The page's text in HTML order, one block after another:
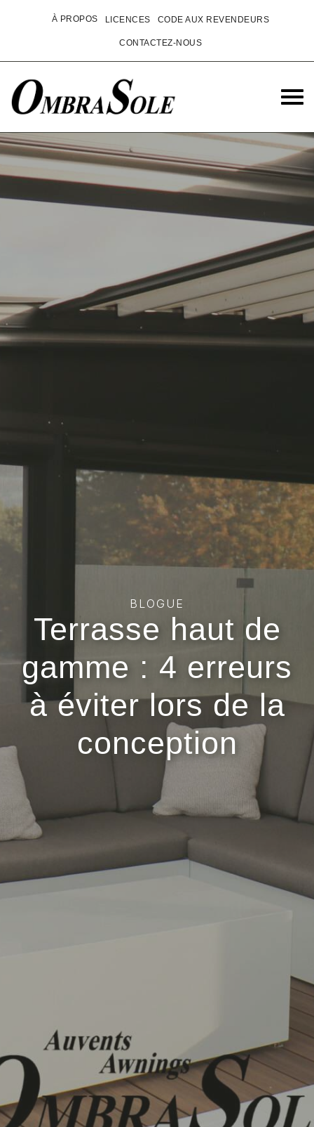
À PROPOS LICENCES CODE AUX REVENDEURS
CONTACTEZ-NOUS
BLOGUE
Terrasse haut de
gamme : 4 erreurs
à éviter lors de la
conception